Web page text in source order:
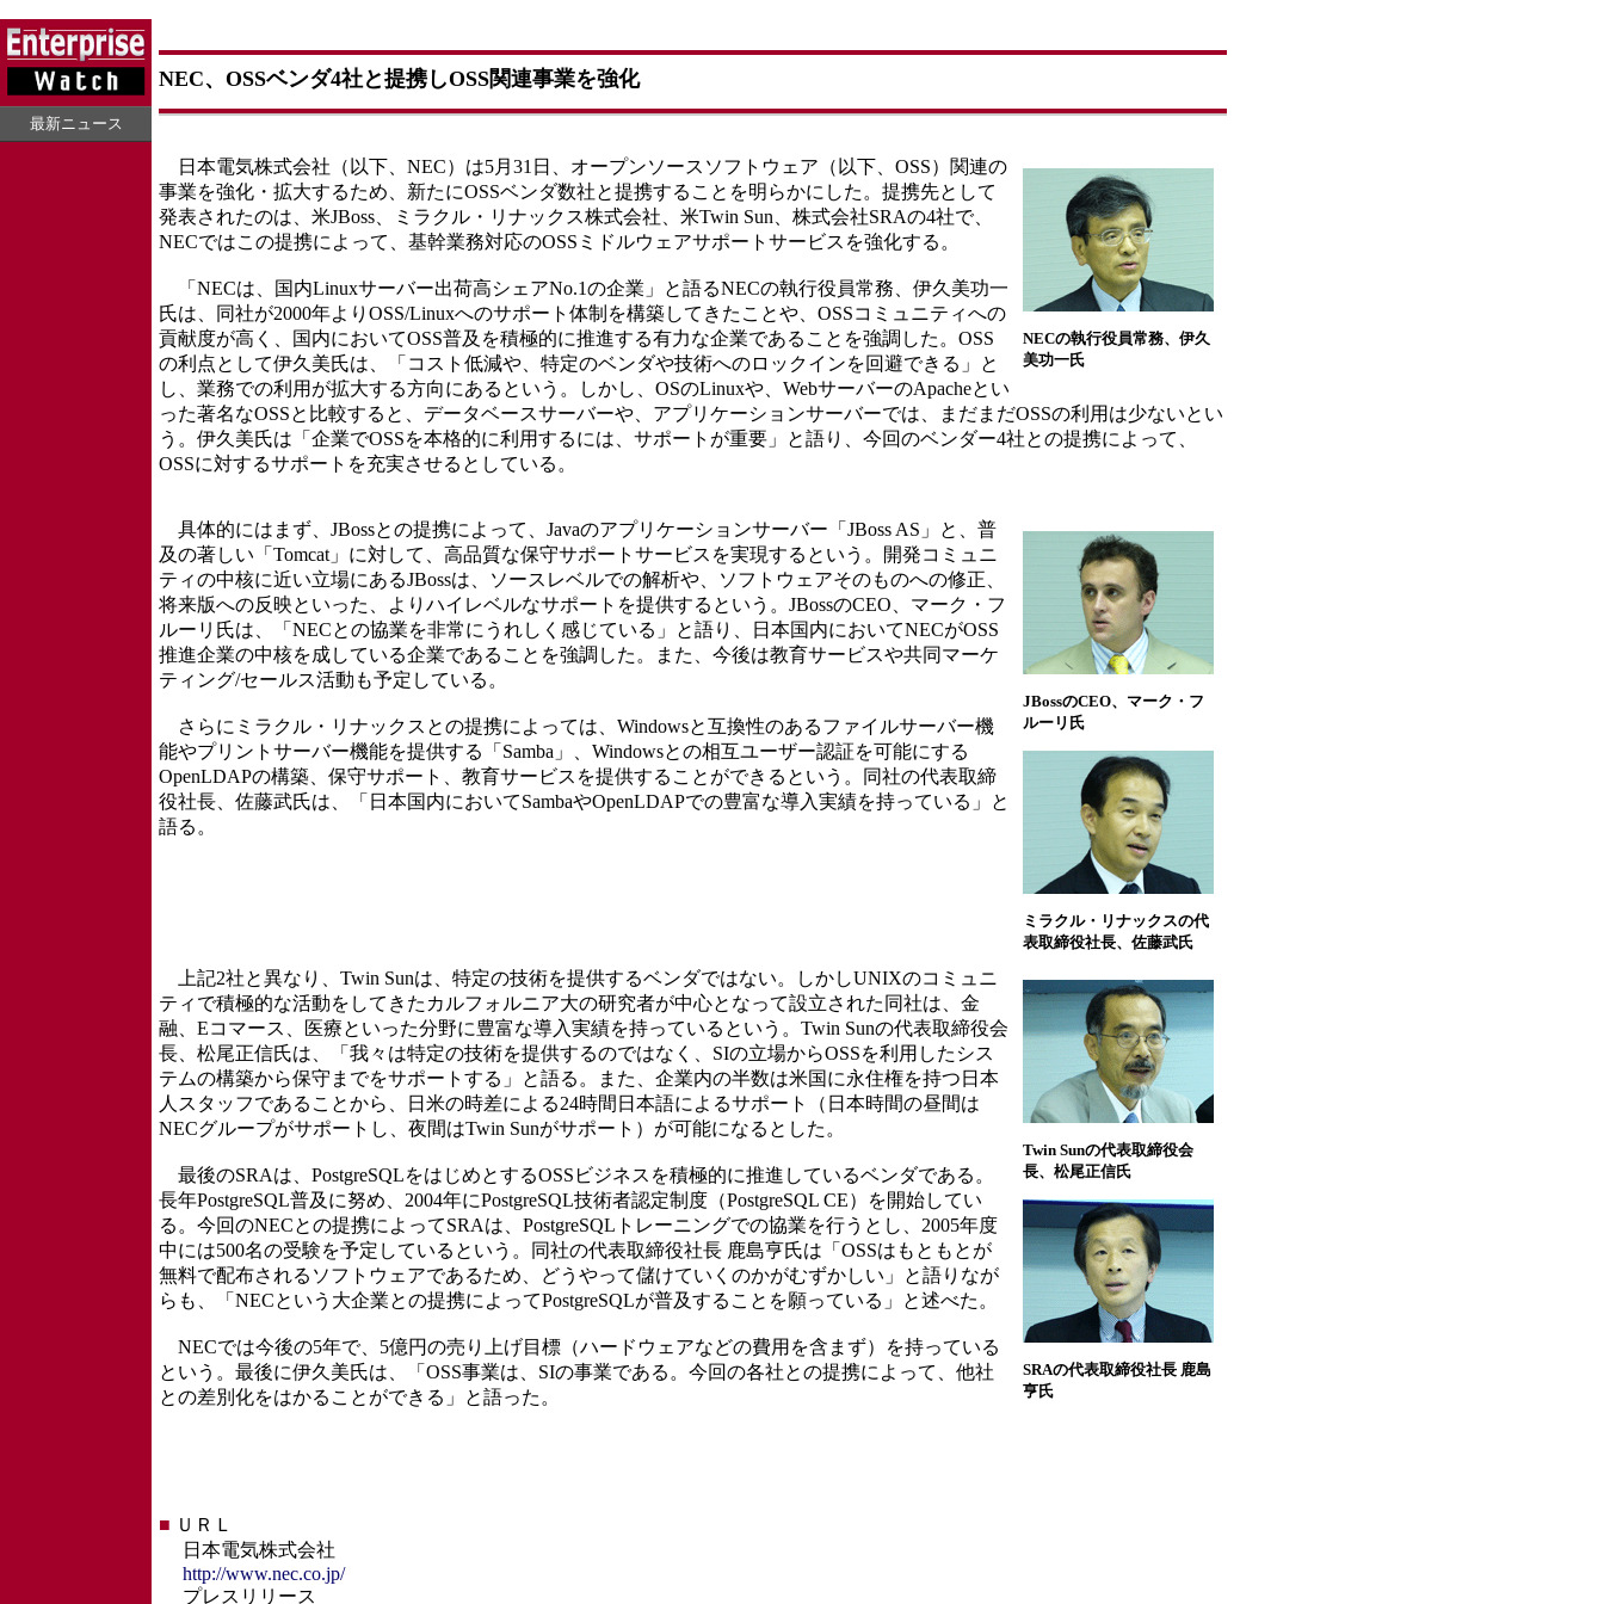
最新ニュース
NEC、OSSベンダ4社と提携しOSS関連事業を強化
NECの執行役員常務、伊久
美功一氏
日本電気株式会社（以下、NEC）は5月31日、オープンソースソフトウェア（以下、OSS）関連の
事業を強化・拡大するため、新たにOSSベンダ数社と提携することを明らかにした。提携先として
発表されたのは、米JBoss、ミラクル・リナックス株式会社、米Twin Sun、株式会社SRAの4社で、
NECではこの提携によって、基幹業務対応のOSSミドルウェアサポートサービスを強化する。
「NECは、国内Linuxサーバー出荷高シェアNo.1の企業」と語るNECの執行役員常務、伊久美功一
氏は、同社が2000年よりOSS/Linuxへのサポート体制を構築してきたことや、OSSコミュニティへの
貢献度が高く、国内においてOSS普及を積極的に推進する有力な企業であることを強調した。OSS
の利点として伊久美氏は、「コスト低減や、特定のベンダや技術へのロックインを回避できる」と
し、業務での利用が拡大する方向にあるという。しかし、OSのLinuxや、WebサーバーのApacheとい
った著名なOSSと比較すると、データベースサーバーや、アプリケーションサーバーでは、まだまだOSSの利用は少ないとい
う。伊久美氏は「企業でOSSを本格的に利用するには、サポートが重要」と語り、今回のベンダー4社との提携によって、
OSSに対するサポートを充実させるとしている。
JBossのCEO、マーク・フ
ルーリ氏
ミラクル・リナックスの代
表取締役社長、佐藤武氏
具体的にはまず、JBossとの提携によって、Javaのアプリケーションサーバー「JBoss AS」と、普
及の著しい「Tomcat」に対して、高品質な保守サポートサービスを実現するという。開発コミュニ
ティの中核に近い立場にあるJBossは、ソースレベルでの解析や、ソフトウェアそのものへの修正、
将来版への反映といった、よりハイレベルなサポートを提供するという。JBossのCEO、マーク・フ
ルーリ氏は、「NECとの協業を非常にうれしく感じている」と語り、日本国内においてNECがOSS
推進企業の中核を成している企業であることを強調した。また、今後は教育サービスや共同マーケ
ティング/セールス活動も予定している。
さらにミラクル・リナックスとの提携によっては、Windowsと互換性のあるファイルサーバー機
能やプリントサーバー機能を提供する「Samba」、Windowsとの相互ユーザー認証を可能にする
OpenLDAPの構築、保守サポート、教育サービスを提供することができるという。同社の代表取締
役社長、佐藤武氏は、「日本国内においてSambaやOpenLDAPでの豊富な導入実績を持っている」と
語る。
Twin Sunの代表取締役会
長、松尾正信氏
SRAの代表取締役社長 鹿島
亨氏
上記2社と異なり、Twin Sunは、特定の技術を提供するベンダではない。しかしUNIXのコミュニ
ティで積極的な活動をしてきたカルフォルニア大の研究者が中心となって設立された同社は、金
融、Eコマース、医療といった分野に豊富な導入実績を持っているという。Twin Sunの代表取締役会
長、松尾正信氏は、「我々は特定の技術を提供するのではなく、SIの立場からOSSを利用したシス
テムの構築から保守までをサポートする」と語る。また、企業内の半数は米国に永住権を持つ日本
人スタッフであることから、日米の時差による24時間日本語によるサポート（日本時間の昼間は
NECグループがサポートし、夜間はTwin Sunがサポート）が可能になるとした。
最後のSRAは、PostgreSQLをはじめとするOSSビジネスを積極的に推進しているベンダである。
長年PostgreSQL普及に努め、2004年にPostgreSQL技術者認定制度（PostgreSQL CE）を開始してい
る。今回のNECとの提携によってSRAは、PostgreSQLトレーニングでの協業を行うとし、2005年度
中には500名の受験を予定しているという。同社の代表取締役社長 鹿島亨氏は「OSSはもともとが
無料で配布されるソフトウェアであるため、どうやって儲けていくのかがむずかしい」と語りなが
らも、「NECという大企業との提携によってPostgreSQLが普及することを願っている」と述べた。
NECでは今後の5年で、5億円の売り上げ目標（ハードウェアなどの費用を含まず）を持っている
という。最後に伊久美氏は、「OSS事業は、SIの事業である。今回の各社との提携によって、他社
との差別化をはかることができる」と語った。
■ ＵＲＬ
日本電気株式会社
http://www.nec.co.jp/
プレスリリース